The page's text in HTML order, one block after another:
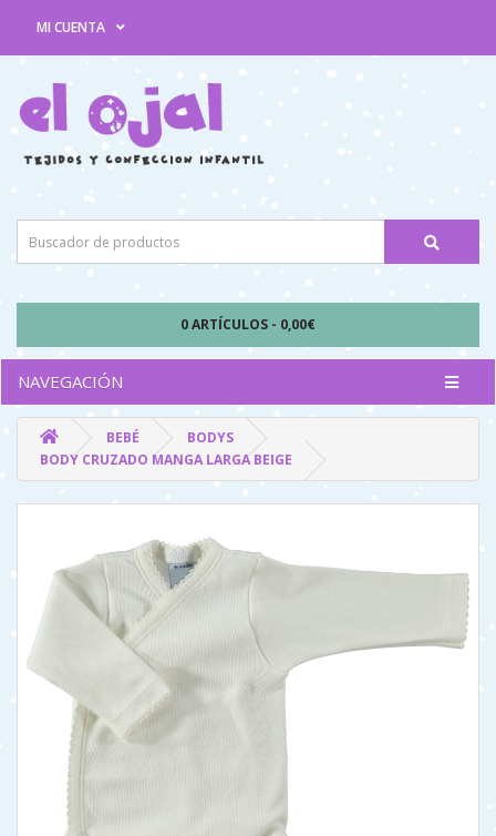
MI CUENTA
0 ARTÍCULOS - 0,00€
NAVEGACIÓN
BEBÉ
BODYS
BODY CRUZADO MANGA LARGA BEIGE